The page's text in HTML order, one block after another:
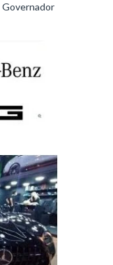
Governador